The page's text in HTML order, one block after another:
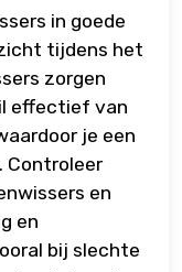
in goede
tijdens het
zorgen
effectief van
je een
Controleer
en
en
bij slechte